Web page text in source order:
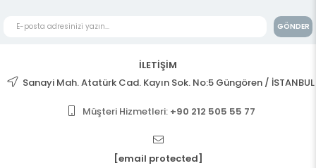
GÖNDER
İLETİŞİM
Sanayi Mah. Atatürk Cad. Kayın Sok. No:5 Güngören / İSTANBUL
Müşteri Hizmetleri: +90 212 505 55 77
[email protected]